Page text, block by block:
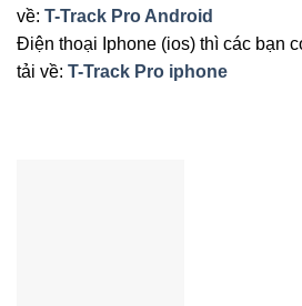
về: T-Track Pro Android
Điện thoại Iphone (ios) thì các bạn
tải về: T-Track Pro iphone